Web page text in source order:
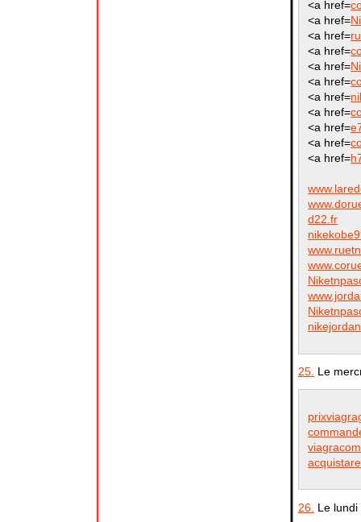
<a href=
<a href=
<a href=
<a href=
<a href=
<a href=
<a href=
<a href=
<a href=
<a href=
<a href=
d22.fr
25. Le
26. Le